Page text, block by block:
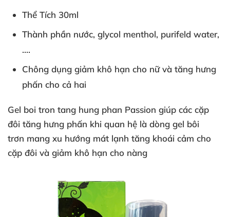
Thể Tích 30ml
Thành phần nước, glycol menthol, purifeld water,
....
Chông dụng giảm khô hạn cho nữ và tăng hưng
phấn cho cả hai
Gel boi tron tang hung phan Passion giúp các cặp
đôi tăng hưng phấn khi quan hệ là dòng gel bôi
trơn mang xu hướng mát lạnh tăng khoái cảm cho
cặp đôi và giảm khô hạn cho nàng